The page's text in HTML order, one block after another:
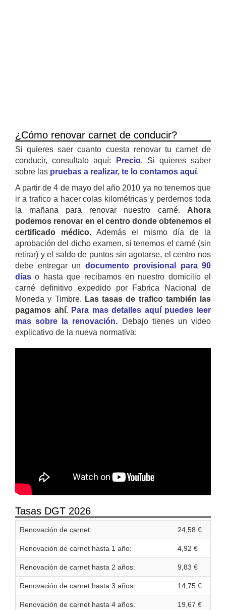
¿Cómo renovar carnet de conducir?
Si quieres saer cuanto cuesta renovar tu carnet de
conducir, consultalo aquí:
Precio. Si quieres saber
sobre las pruebas a realizar, te lo contamos aquí.
A partir de 4 de mayo del año 2010 ya no tenemos que
ir a trafico a hacer colas kilométricas y perdernos toda
la mañana para renovar nuestro carné. Ahora
podemos renovar en el centro donde obtenemos el
certificado médico. Además el mismo día de la
aprobación del dicho examen, si tenemos el carné (sin
retirar) y el saldo de puntos sin agotarse, el centro nos
debe entregar un documento provisional para 90
días o hasta que recibamos en nuestro domicilio el
carné definitivo expedido por Fabrica Nacional de
Moneda y Timbre. Las tasas de trafico también las
pagamos ahí. Para mas detalles aquí puedes leer
mas sobre la renovación. Debajo tienes un video
explicativo de la nueva normativa:
Tasas DGT 2026
Renovación de carnet: 24,58 €
Renovación de carnet hasta 1 año: 4,92 €
Renovación de carnet hasta 2 años: 9,83 €
Renovación de carnet hasta 3 años: 14,75 €
Renovación de carnet hasta 4 años: 19,67 €